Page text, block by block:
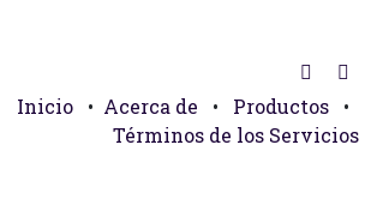
Inicio • Acerca de • Productos
•
Términos de los Servicios